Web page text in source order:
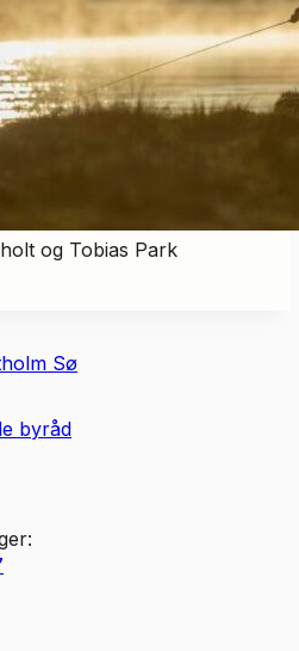
og Tobias Park
Sø
byråd